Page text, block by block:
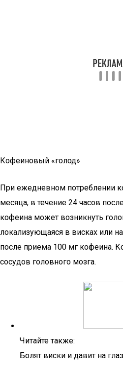
Кофеиновый «голод»
При ежедневном потреблении
месяца, в течение 24 часов
кофеина может возникнуть
локализующаяся в висках или
после приема 100 мг кофеина.
сосудов головного мозга.
Читайте также:
Болят виски и давит на